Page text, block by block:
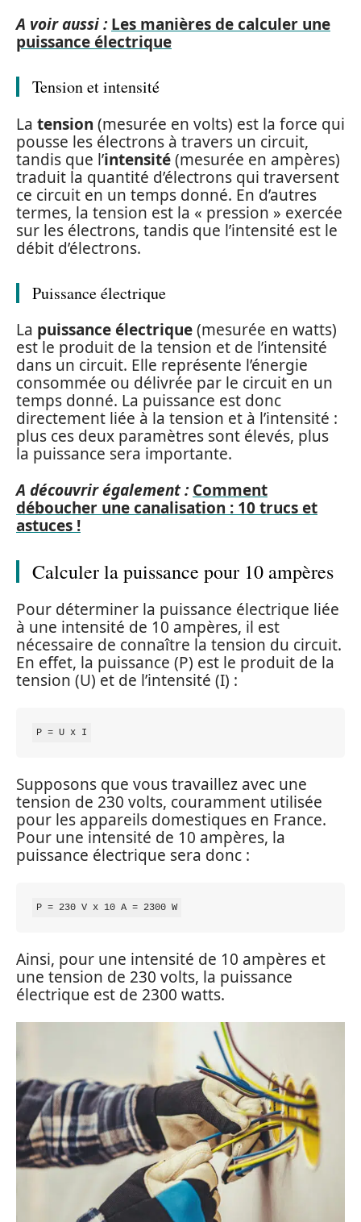
A voir aussi : Les manières de calculer une
puissance électrique
Tension et intensité
La tension (mesurée en volts) est la force qui
pousse les électrons à travers un circuit,
tandis que l’intensité(mesurée en ampères)
traduit la quantité d’électrons qui traversent
ce circuit en un temps donné. En d’autres
termes, la tension est la « pression » exercée
sur les électrons, tandis que l’intensité est le
débit d’électrons.
Puissance électrique
La puissance électrique(mesurée en watts)
est le produit de la tension et de l’intensité
dans un circuit. Elle représente l’énergie
consommée ou délivrée par le circuit en un
temps donné. La puissance est donc
directement liée à la tension et à l’intensité :
plus ces deux paramètres sont élevés, plus
la puissance sera importante.
A découvrir également : Comment
déboucher une canalisation : 10 trucs et
astuces !
Calculer la puissance pour 10 ampères
Pour déterminer la puissance électrique liée
à une intensité de 10 ampères, il est
nécessaire de connaître la tension du circuit.
En effet, la puissance (P) est le produit de la
tension (U) et de l’intensité (I) :
Supposons que vous travaillez avec une
tension de 230 volts, couramment utilisée
pour les appareils domestiques en France.
Pour une intensité de 10 ampères, la
puissance électrique sera donc :
Ainsi, pour une intensité de 10 ampères et
une tension de 230 volts, la puissance
électrique est de 2300 watts.